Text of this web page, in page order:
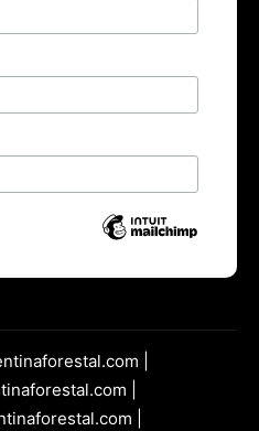
|
|
|